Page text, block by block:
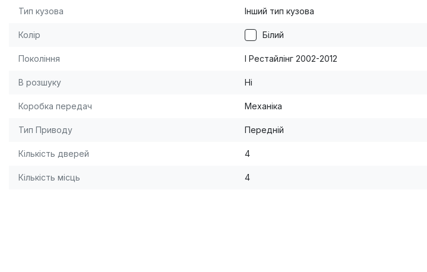
Тип кузова Інший тип кузова
Колір Білий
Покоління I Рестайлінг 2002-2012
В розшуку Ні
Коробка передач Механіка
Тип Приводу Передній
Кількість дверей 4
Кількість місць 4